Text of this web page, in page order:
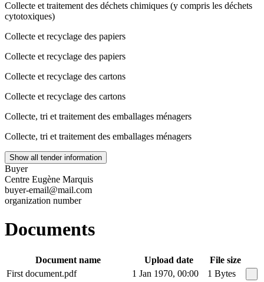
Collecte et traitement des déchets chimiques (y compris les déchets
cytotoxiques)
Collecte et recyclage des papiers
Collecte et recyclage des papiers
Collecte et recyclage des cartons
Collecte et recyclage des cartons
Collecte, tri et traitement des emballages ménagers
Collecte, tri et traitement des emballages ménagers
Show all tender information
Buyer
Centre Eugène Marquis
buyer-email@mail.com
organization number
Documents
Document name Upload date
File size
First document.pdf
1 Jan 1970, 00:00
1 Bytes